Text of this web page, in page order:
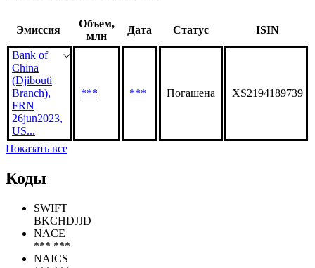
Эмиссия
Объем,
млн
Дата Статус ISIN
Bank of
China
(Djibouti
Branch),
FRN
26jun2023,
US...
*** *** Погашена XS2194189739
Показать все
Коды
SWIFT
BKCHDJJD
NACE
*** ***
NAICS